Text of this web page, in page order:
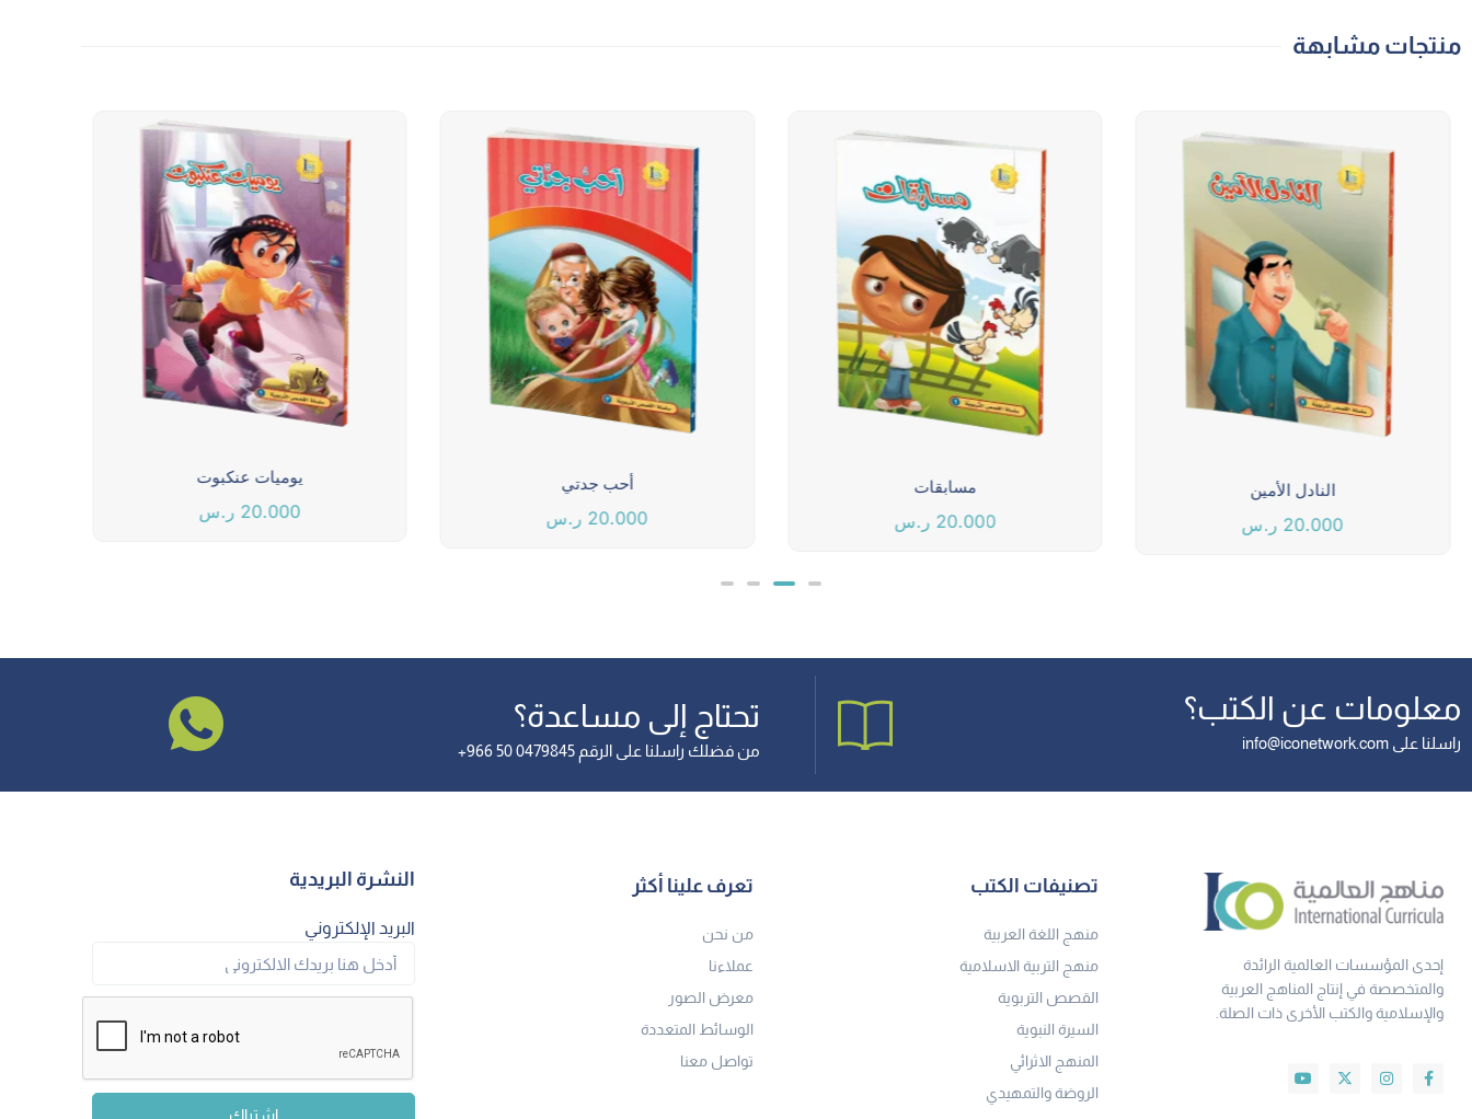
منتجات مشابهة
النادل الأمين
20.000 ر.س
مسابقات
20.000 ر.س
أحب جدتي
20.000 ر.س
يوميات عنكبوت
20.000 ر.س
معلومات عن الكتب؟
راسلنا على info@iconetwork.com
تحتاج إلى مساعدة؟
من فضلك راسلنا على الرقم 0479845 50 966+
إحدى المؤسسات العالمية الرائدة
والمتخصصة في إنتاج المناهج العربية
والإسلامية والكتب الأخرى ذات الصلة.
تصنيفات الكتب
منهج اللغة العربية
منهج التربية الاسلامية
القصص التربوية
السيرة النبوية
المنهج الاثرائي
الروضة والتمهيدي
تعرف علينا أكثر
من نحن
عملاءنا
معرض الصور
الوسائط المتعددة
تواصل معنا
النشرة البريدية
البريد الإلكتروني
اشتراك